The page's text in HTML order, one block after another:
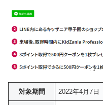
対象期間 2022年4月7日